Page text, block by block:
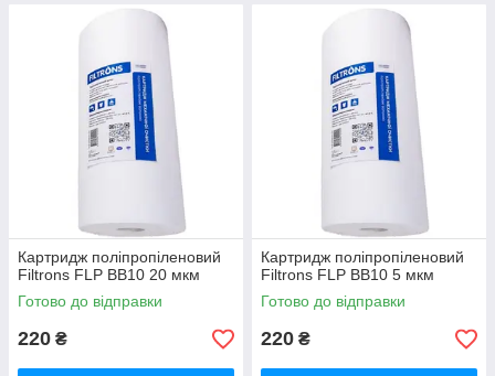
Картридж поліпропіленовий
Filtrons FLP BB10 20 мкм
Готово до відправки
220 ₴
Картридж поліпропіленовий
Filtrons FLP BB10 5 мкм
Готово до відправки
220 ₴